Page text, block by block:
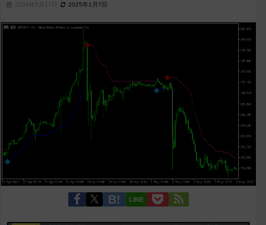
2024年5月17日 2025年1月7日
LINE